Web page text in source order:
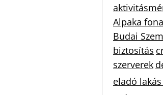
Alpaka
Budai
biztosítás
szerverek
eladó